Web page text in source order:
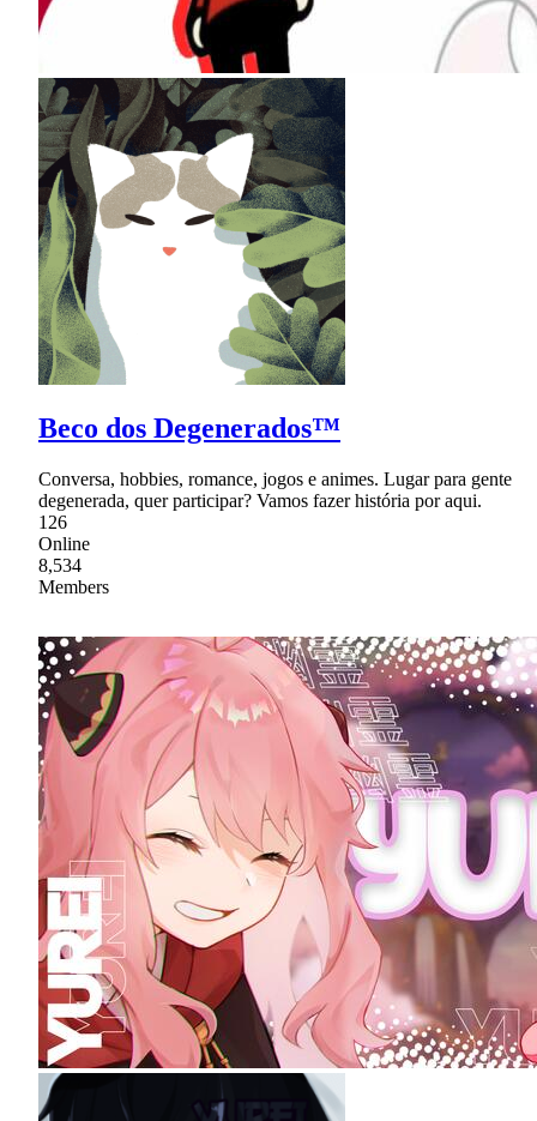
Beco dos Degenerados™
Conversa, hobbies, romance, jogos e animes. Lugar para gente
degenerada, quer participar? Vamos fazer história por aqui.
126
Online
8,534
Members